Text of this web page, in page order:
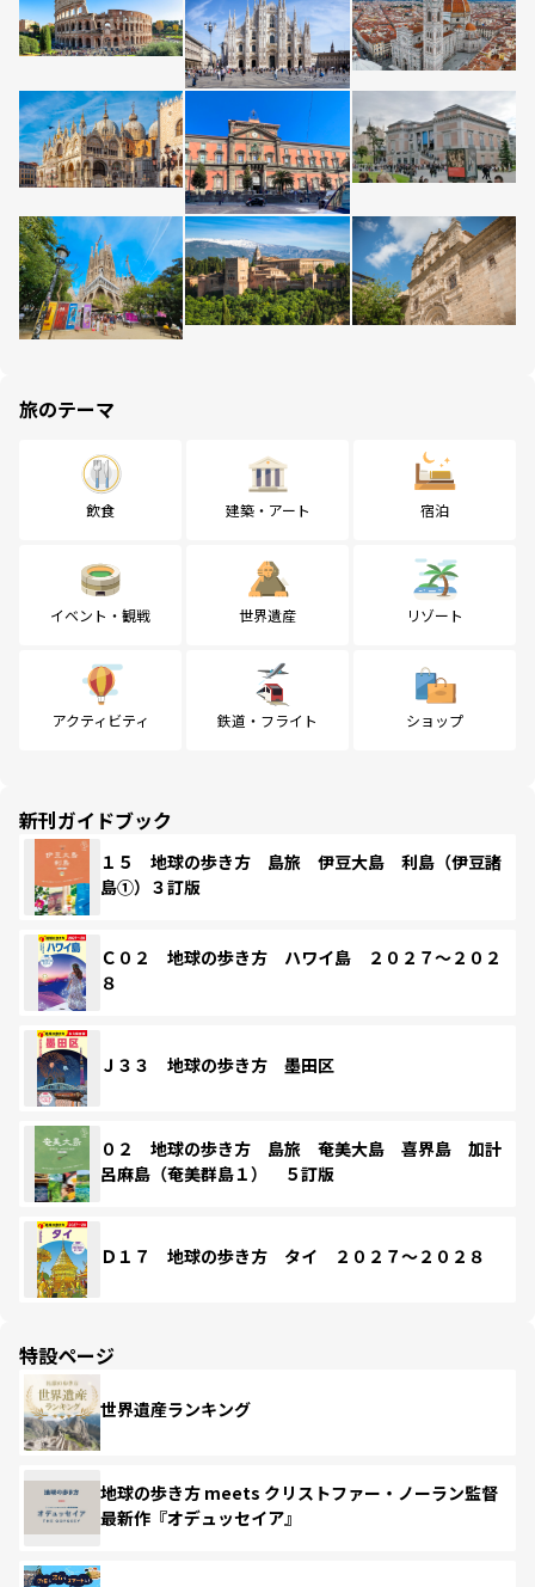
旅のテーマ
飲食 建築・アート 宿泊
イベント・観戦 世界遺産 リゾート
アクティビティ 鉄道・フライト ショップ
新刊ガイドブック
１５ 地球の歩き方 島旅 伊豆大島 利島（伊豆諸
島①）３訂版
Ｃ０２ 地球の歩き方 ハワイ島 ２０２７～２０２
８
Ｊ３３ 地球の歩き方 墨田区
０２ 地球の歩き方 島旅 奄美大島 喜界島 加計
呂麻島（奄美群島１） ５訂版
Ｄ１７ 地球の歩き方 タイ ２０２７～２０２８
特設ページ
世界遺産ランキング
地球の歩き方 meets クリストファー・ノーラン監督
最新作『オデュッセイア』